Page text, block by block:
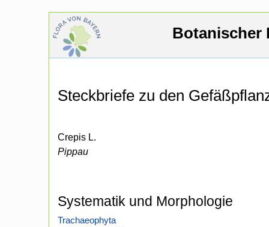
Botanischer
Steckbriefe zu den
Crepis L.
Pippau
Systematik und Morphologie
Trachaeophyta